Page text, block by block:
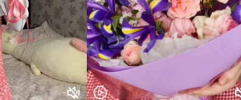
популярных
Санкт-Петербург
Самара
Уфа
Екатеринбург